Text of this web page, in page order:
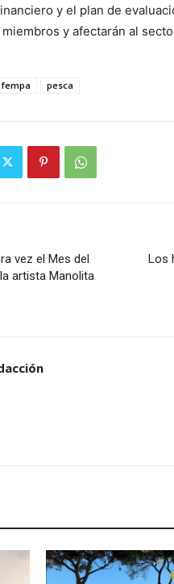
y el plan de
y afectarán al
fempa pesca
vez el Mes del
artista Manolita
Los